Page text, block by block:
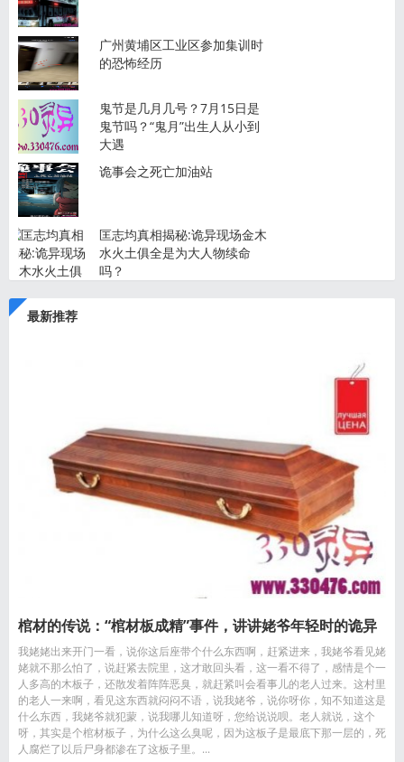
广州黄埔区工业区参加集训时
的恐怖经历
鬼节是几月几号？7月15日是
鬼节吗？“鬼月”出生人从小到
大遇
诡事会之死亡加油站
匡志均真相揭秘:诡异现场金木
水火土俱全是为大人物续命
吗？
最新推荐
棺材的传说：“棺材板成精”事件，讲讲姥爷年轻时的诡异
经历
我姥姥出来开门一看，说你这后座带个什么东西啊，赶紧进来，我姥爷看见姥
姥就不那么怕了，说赶紧去院里，这才敢回头看，这一看不得了，感情是个一
人多高的木板子，还散发着阵阵恶臭，就赶紧叫会看事儿的老人过来。这村里
的老人一来啊，看见这东西就闷闷不语，说我姥爷，说你呀你，知不知道这是
什么东西，我姥爷就犯蒙，说我哪儿知道呀，您给说说呗。老人就说，这个
呀，其实是个棺材板子，为什么这么臭呢，因为这板子是最底下那一层的，死
人腐烂了以后尸身都渗在了这板子里。...